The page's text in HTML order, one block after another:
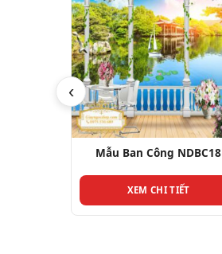
‹
Mẫu Ban Công NDBC18
XEM CHI TIẾT